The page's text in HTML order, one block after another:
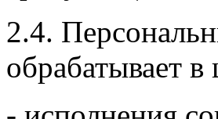
2.4.
обрабатывает в